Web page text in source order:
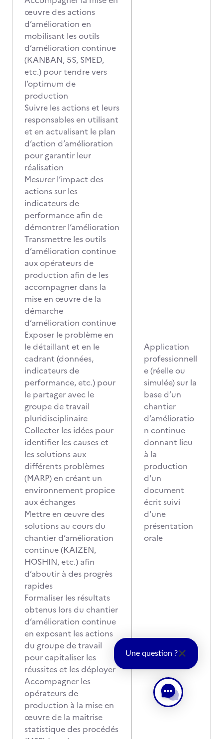
œuvre des actions
d’amélioration en
mobilisant les outils
d’amélioration continue
(KANBAN, 5S, SMED,
etc.) pour tendre vers
l’optimum de
production
Suivre les actions et leurs
responsables en utilisant
et en actualisant le plan
d’action d’amélioration
pour garantir leur
réalisation
Mesurer l’impact des
actions sur les
indicateurs de
performance afin de
démontrer l’amélioration
Transmettre les outils
d’amélioration continue
aux opérateurs de
production afin de les
accompagner dans la
mise en œuvre de la
démarche
d’amélioration continue
Exposer le problème en
le détaillant et en le
cadrant (données,
indicateurs de
performance, etc.) pour
le partager avec le
groupe de travail
pluridisciplinaire
Collecter les idées pour
identifier les causes et
les solutions aux
différents problèmes
(MARP) en créant un
environnement propice
aux échanges
Mettre en œuvre des
solutions au cours du
chantier d’amélioration
continue (KAIZEN,
HOSHIN, etc.) afin
d’aboutir à des progrès
rapides
Formaliser les résultats
obtenus lors du chantier
d’amélioration continue
en exposant les actions
du groupe de travail
pour capitaliser les
réussites et les déployer
Accompagner les
opérateurs de
production à la mise en
œuvre de la maitrise
statistique des procédés
Application
professionnell
e (réelle ou
simulée) sur la
base d’un
chantier
d’amélioratio
n continue
donnant lieu
à la
production
d'un
document
écrit suivi
d'une
présentation
orale
Une question ?